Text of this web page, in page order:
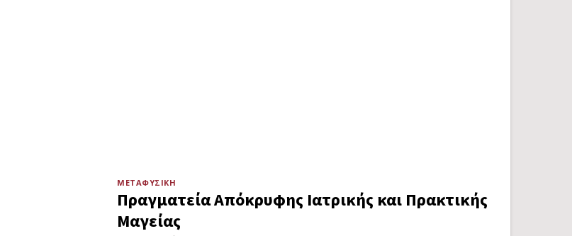
ΜΕΤΑΦΥΣΙΚΉ
Πραγματεία Απόκρυφης Ιατρικής και Πρακτικής
Μαγείας